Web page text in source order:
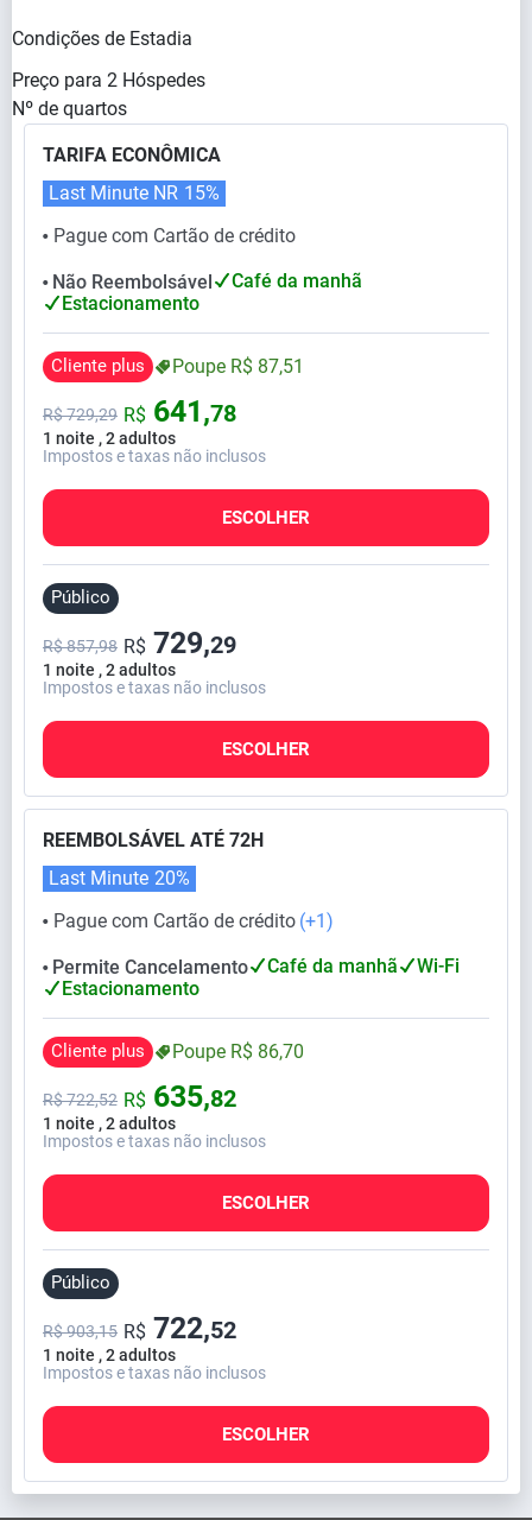
Condições de Estadia
Preço para 2 Hóspedes
Nº de quartos
TARIFA ECONÔMICA
⬤ Pague com Cartão de crédito
Last Minute NR 15%
⬤ Não Reembolsável
Café da manhã
Estacionamento
Cliente plus Poupe R$ 87,51
1 noite , 2 adultos
R$729,29 R$ 641,78
Impostos e taxas não inclusos
ESCOLHER
Público
1 noite , 2 adultos
R$ 857,98 R$ 729,29
Impostos e taxas não inclusos
ESCOLHER
REEMBOLSÁVEL ATÉ 72H
⬤ Pague com Cartão de crédito (+1)
Last Minute 20%
⬤ Permite Cancelamento Café da manhã
Wi-Fi
Estacionamento
Cliente plus Poupe R$ 86,70
1 noite , 2 adultos
R$722,52 R$ 635,82
Impostos e taxas não inclusos
ESCOLHER
Público
1 noite , 2 adultos
R$ 903,15 R$ 722,52
Impostos e taxas não inclusos
ESCOLHER